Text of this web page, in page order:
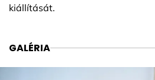
kiállítását.
GALÉRIA